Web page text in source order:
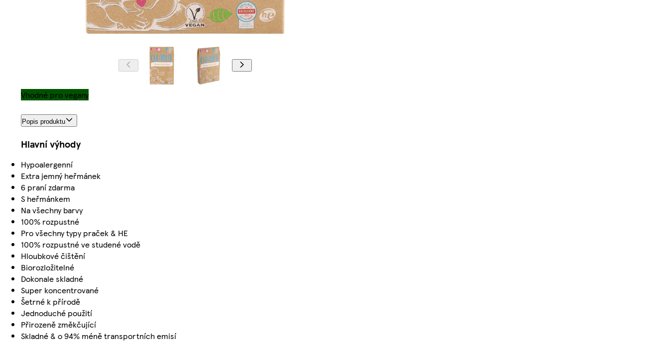
Vhodné pro vegany
Popis produktu
Hlavní výhody
Hypoalergenní
Extra jemný heřmánek
6 praní zdarma
S heřmánkem
Na všechny barvy
100% rozpustné
Pro všechny typy praček & HE
100% rozpustné ve studené vodě
Hloubkové čištění
Biorozložitelné
Dokonale skladné
Super koncentrované
Šetrné k přírodě
Jednoduché použití
Přirozeně změkčující
Skladné & o 94% méně transportních emisí